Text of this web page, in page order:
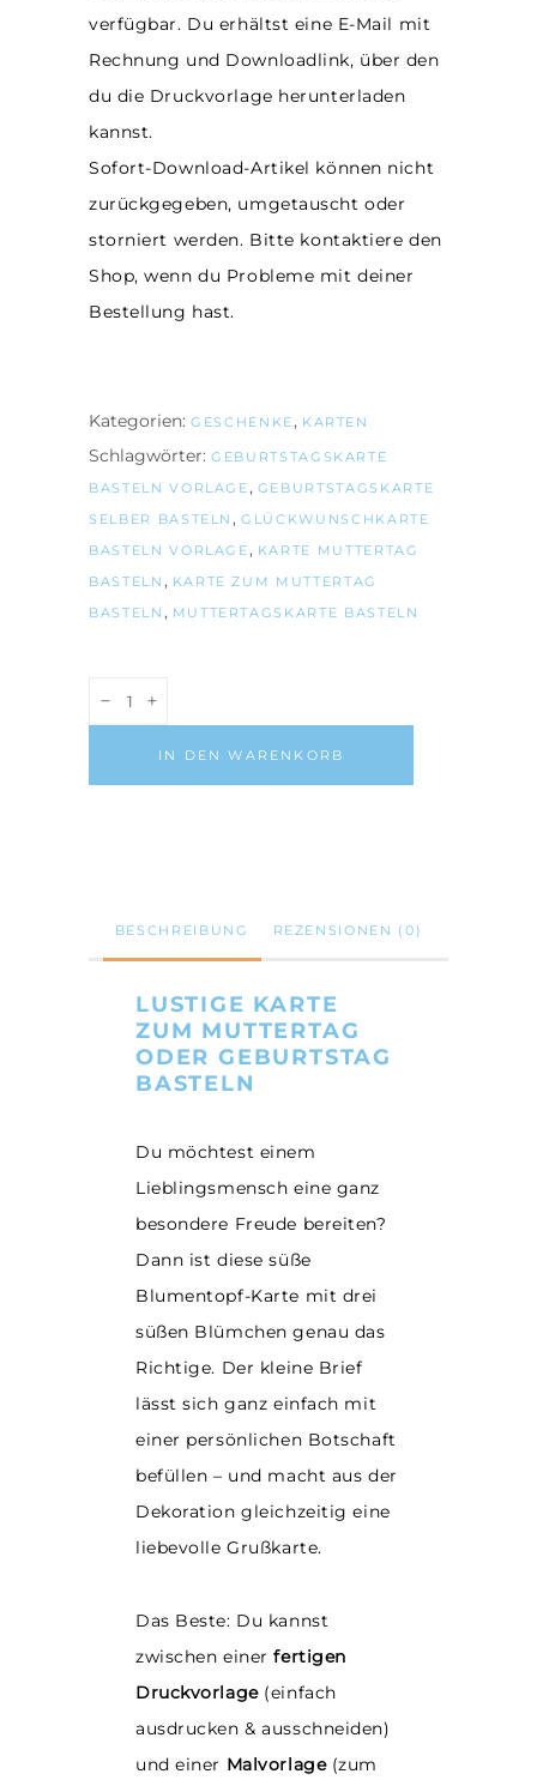
verfügbar. Du erhältst eine E-Mail mit
Rechnung und Downloadlink, über den
du die Druckvorlage herunterladen
kannst.
Sofort-Download-Artikel können nicht
zurückgegeben, umgetauscht oder
storniert werden. Bitte kontaktiere den
Shop, wenn du Probleme mit deiner
Bestellung hast.
Kategorien: GESCHENKE , KARTEN
Schlagwörter: GEBURTSTAGSKARTE
BASTELN VORLAGE , GEBURTSTAGSKARTE
SELBER BASTELN ,GLÜCKWUNSCHKARTE
BASTELN VORLAGE , KARTE MUTTERTAG
BASTELN , KARTE ZUM MUTTERTAG
BASTELN , MUTTERTAGSKARTE BASTELN
Karte
Muttertag/
IN DEN WARENKORB
BESCHREIBUNG REZENSIONEN (0)
LUSTIGE KARTE
ZUM MUTTERTAG
ODER GEBURTSTAG
BASTELN
Du möchtest einem
Lieblingsmensch eine ganz
besondere Freude bereiten?
Dann ist diese süße
Blumentopf-Karte mit drei
süßen Blümchen genau das
Richtige. Der kleine Brief
lässt sich ganz einfach mit
einer persönlichen Botschaft
befüllen – und macht aus der
Dekoration gleichzeitig eine
liebevolle Grußkarte.
Das Beste: Du kannst
zwischen einerfertigen
Druckvorlage(einfach
ausdrucken & ausschneiden)
und einer Malvorlage(zum